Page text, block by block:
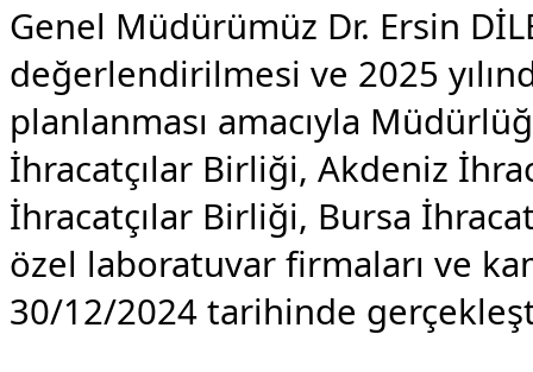
Genel Müdürümüz Dr. Ersin
değerlendirilmesi ve 2025
planlanması amacıyla
İhracatçılar Birliği, Akdeniz
İhracatçılar Birliği, Bursa
özel laboratuvar firmaları ve
30/12/2024 tarihinde